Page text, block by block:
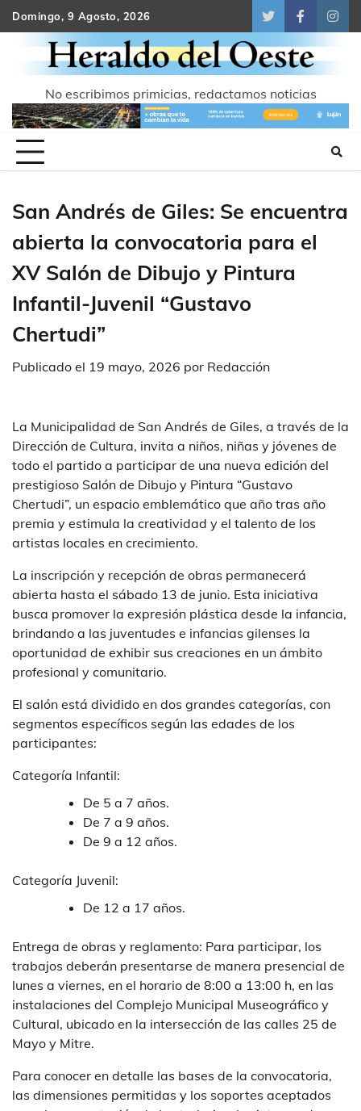
Skip
to
content
Domingo, 9 Agosto, 2026
TwitterFacebook
No escribimos primicias, redactamos noticias
San Andrés de Giles: Se encuentra
abierta la convocatoria para el
XV Salón de Dibujo y Pintura
Infantil-Juvenil “Gustavo
Chertudi”
Publicado el 19 mayo, 2026 por Redacción
La Municipalidad de San Andrés de Giles, a través de la
Dirección de Cultura, invita a niños, niñas y jóvenes de
todo el partido a participar de una nueva edición del
prestigioso Salón de Dibujo y Pintura “Gustavo
Chertudi”, un espacio emblemático que año tras año
premia y estimula la creatividad y el talento de los
artistas locales en crecimiento.
La inscripción y recepción de obras permanecerá
abierta hasta el sábado 13 de junio. Esta iniciativa
busca promover la expresión plástica desde la infancia,
brindando a las juventudes e infancias gilenses la
oportunidad de exhibir sus creaciones en un ámbito
profesional y comunitario.
El salón está dividido en dos grandes categorías, con
segmentos específicos según las edades de los
participantes:
Categoría Infantil:
De 5 a 7 años.
De 7 a 9 años.
De 9 a 12 años.
Categoría Juvenil:
De 12 a 17 años.
Entrega de obras y reglamento: Para participar, los
trabajos deberán presentarse de manera presencial de
lunes a viernes, en el horario de 8:00 a 13:00 h, en las
instalaciones del Complejo Municipal Museográfico y
Cultural, ubicado en la intersección de las calles 25 de
Mayo y Mitre.
Para conocer en detalle las bases de la convocatoria,
las dimensiones permitidas y los soportes aceptados